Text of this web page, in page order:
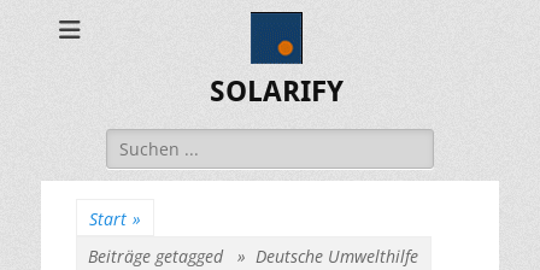
SOLARIFY
Suchen
nach:
Start »
Beiträge getagged » Deutsche Umwelthilfe